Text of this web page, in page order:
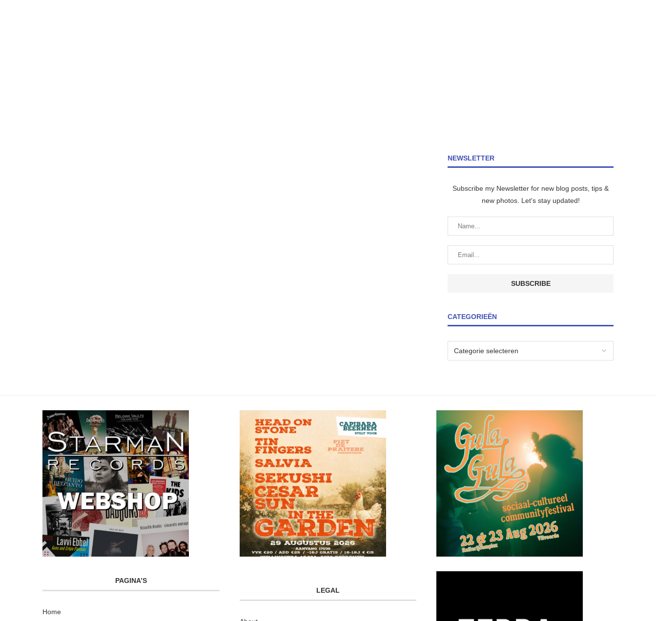
NEWSLETTER
Subscribe my Newsletter for new blog posts, tips &
new photos. Let's stay updated!
CATEGORIEËN
PAGINA’S
Home
LEGAL